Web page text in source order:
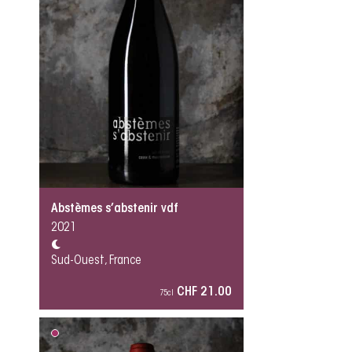
Abstèmes s’abstenir vdf
2021
Sud-Ouest, France
75cl CHF 21.00